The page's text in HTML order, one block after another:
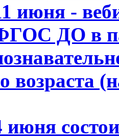
июня -
ДО в
возраста
июня